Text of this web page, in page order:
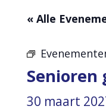
« Alle
Senioren
30 maart